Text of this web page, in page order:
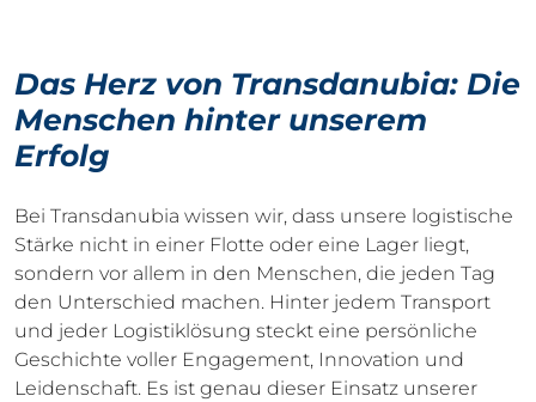
Das Herz von Transdanubia: Die
Menschen hinter unserem
Erfolg
Bei Transdanubia wissen wir, dass unsere logistische
Stärke nicht in einer Flotte oder eine Lager liegt,
sondern vor allem in den Menschen, die jeden Tag
den Unterschied machen. Hinter jedem Transport
und jeder Logistiklösung steckt eine persönliche
Geschichte voller Engagement, Innovation und
Leidenschaft. Es ist genau dieser Einsatz unserer